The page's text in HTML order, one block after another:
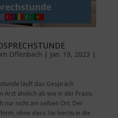
Offenbach | Jan. 19, 2023 |
läuft das Gespräch
Arzt ähnlich ab wie in der Praxis.
nur nicht am selben Ort. Der
ohne dass Sie hierzu in die